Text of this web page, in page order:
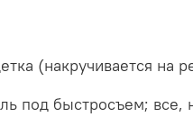
(накручивается на
под быстросъем;